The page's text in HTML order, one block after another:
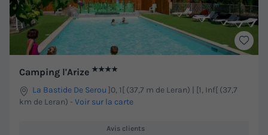
Camping l'Arize ★★★★
La Bastide De Serou ]0, 1[ (37,7 m de Leran) | [1, Inf[ (37,7
km de Leran) - Voir sur la carte
Avis clients